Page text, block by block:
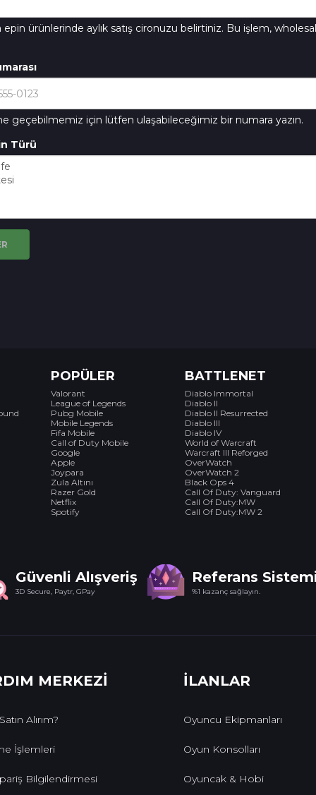
ürünlerinde aylık satış cironuzu belirtiniz. Bu işlem,
geçebilmemiz için lütfen ulaşabileceğimiz bir numara yazın.
Türü
POPÜLER
Valorant
League of Legends
Pubg Mobile
Mobile Legends
Fifa Mobile
Call of Duty Mobile
Google
Apple
Joypara
Zula Altını
Razer Gold
Netflix
Spotify
BATTLENET
Diablo Immortal
Diablo II
Diablo II Resurrected
Diablo III
Diablo IV
World of Warcraft
Warcraft III Reforged
OverWatch
OverWatch 2
Black Ops 4
Call Of Duty: Vanguard
Call Of Duty:MW
Call Of Duty:MW 2
Güvenli Alışveriş
3D Secure, Paytr, GPay
Referans
%1 kazanç sağlayın.
MERKEZİ
Alırım?
İşlemleri
Bilgilendirmesi
İLANLAR
Oyuncu Ekipmanları
Oyun Konsolları
Oyuncak & Hobi